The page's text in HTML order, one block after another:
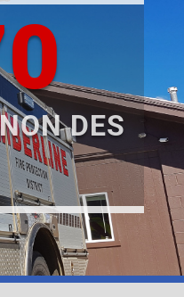
DES